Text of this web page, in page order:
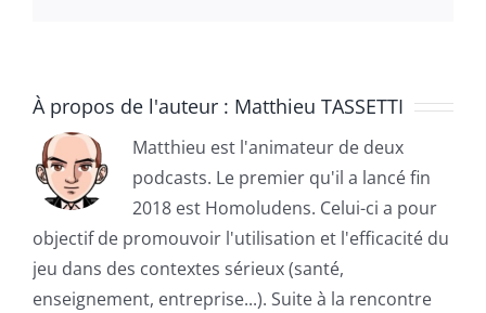
[Podcast
–
À propos de l'auteur : Matthieu TASSETTI
Matthieu est l'animateur de deux
podcasts. Le premier qu'il a lancé fin
2018 est Homoludens. Celui-ci a pour
objectif de promouvoir l'utilisation et l'efficacité du
jeu dans des contextes sérieux (santé,
enseignement, entreprise...). Suite à la rencontre